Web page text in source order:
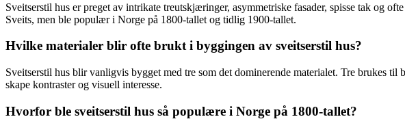
Sveitserstil hus er preget av intrikate treutskjæringer, asymmetriske fasader, spisse tak og
Sveits, men ble populær i Norge på 1800-tallet og tidlig 1900-tallet.
Hvilke materialer blir ofte brukt i byggingen av sveitserstil hus?
Sveitserstil hus blir vanligvis bygget med tre som det dominerende materialet. Tre brukes
skape kontraster og visuell interesse.
Hvorfor ble sveitserstil hus så populære i Norge på 1800-tallet?